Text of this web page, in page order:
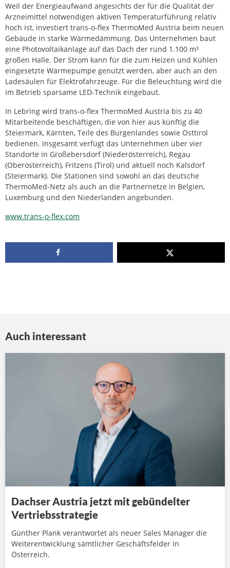
Weil der Energieaufwand angesichts der für die Qualität der
Arzneimittel notwendigen aktiven Temperaturführung relativ
hoch ist, investiert trans-o-flex ThermoMed Austria beim neuen
Gebäude in starke Wärmedämmung. Das Unternehmen baut
eine Photovoltaikanlage auf das Dach der rund 1.100 m²
großen Halle. Der Strom kann für die zum Heizen und Kühlen
eingesetzte Wärmepumpe genutzt werden, aber auch an den
Ladesäulen für Elektrofahrzeuge. Für die Beleuchtung wird die
im Betrieb sparsame LED-Technik eingebaut.
In Lebring wird trans-o-flex ThermoMed Austria bis zu 40
Mitarbeitende beschäftigen, die von hier aus künftig die
Steiermark, Kärnten, Teile des Burgenlandes sowie Osttirol
bedienen. Insgesamt verfügt das Unternehmen über vier
Standorte in Großebersdorf (Niederösterreich), Regau
(Oberösterreich), Fritzens (Tirol) und aktuell noch Kalsdorf
(Steiermark). Die Stationen sind sowohl an das deutsche
ThermoMed-Netz als auch an die Partnernetze in Belgien,
Luxemburg und den Niederlanden angebunden.
www.trans-o-flex.com
Auch interessant
Dachser Austria jetzt mit gebündelter
Vertriebsstrategie
Günther Plank verantwortet als neuer Sales Manager die
Weiterentwicklung sämtlicher Geschäftsfelder in
Österreich.